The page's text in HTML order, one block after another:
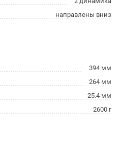
направлены вниз
394 мм
264 мм
25.4 мм
2600 г